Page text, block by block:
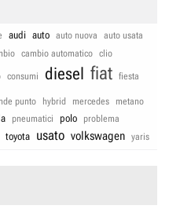
audi auto auto nuova
auto usata
cambio automatico clio
consumi diesel fiat fiesta
punto hybrid mercedes
metano
pneumatici polo
problema
toyota usato volkswagen yaris